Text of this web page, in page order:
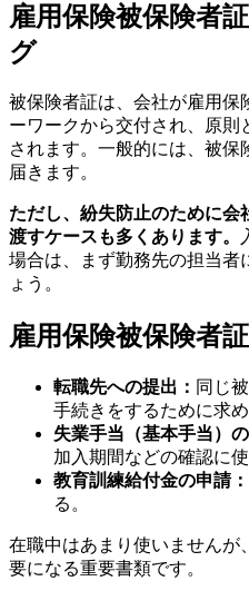
雇用保険被保険者
グ
被保険者証は、会社が雇用保
ーワークから交付され、原
されます。一般的には、被
届きます。
ただし、紛失防止のために会
渡すケースも多くあります。
場合は、まず勤務先の担当者
ょう。
雇用保険被保険者
転職先への提出： 同じ
手続きをするために求め
失業手当（基本手当）
加入期間などの確認に使
教育訓練給付金の申請：
る。
在職中はあまり使いませんが
要になる重要書類です。